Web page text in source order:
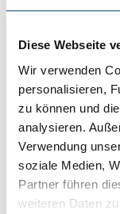
Diese Webseite
Wir verwenden
personalisieren,
zu können und
analysieren.
Verwendung
soziale Medien,
Partner führen
weiteren Daten
IST
Keine Sorge,
werden das
Erkunden Sie in
und